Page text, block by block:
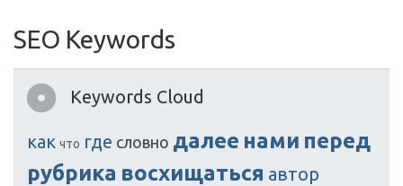
SEO Keywords
Keywords Cloud
как что где словно далее нами перед
рубрика восхищаться автор